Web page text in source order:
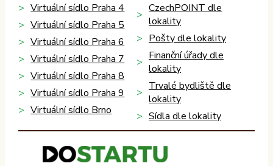
Virtuální sídlo Praha 4
Virtuální sídlo Praha 5
Virtuální sídlo Praha 6
Virtuální sídlo Praha 7
Virtuální sídlo Praha 8
Virtuální sídlo Praha 9
Virtuální sídlo Brno
CzechPOINT dle
lokality
Pošty dle lokality
Finanční úřady dle
lokality
Trvalé bydliště dle
lokality
Sídla dle lokality